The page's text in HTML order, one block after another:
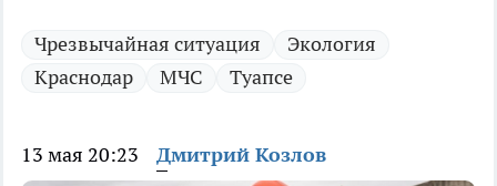
Чрезвычайная ситуация
Экология
Краснодар
МЧС Туапсе
13 мая 20:23 Дмитрий Козлов